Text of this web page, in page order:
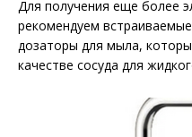
Для получения еще более
рекомендуем
дозаторы для мыла,
качестве сосуда для